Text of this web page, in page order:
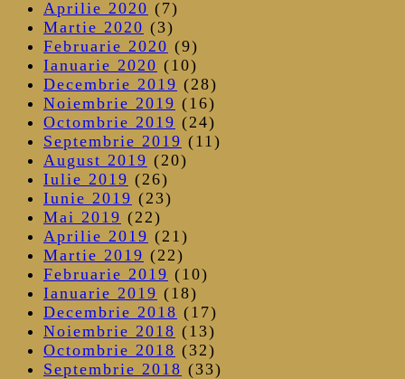
Aprilie 2020 (7)
Martie 2020 (3)
Februarie 2020 (9)
Ianuarie 2020 (10)
Decembrie 2019 (28)
Noiembrie 2019 (16)
Octombrie 2019 (24)
Septembrie 2019 (11)
August 2019 (20)
Iulie 2019 (26)
Iunie 2019 (23)
Mai 2019 (22)
Aprilie 2019 (21)
Martie 2019 (22)
Februarie 2019 (10)
Ianuarie 2019 (18)
Decembrie 2018 (17)
Noiembrie 2018 (13)
Octombrie 2018 (32)
Septembrie 2018 (33)